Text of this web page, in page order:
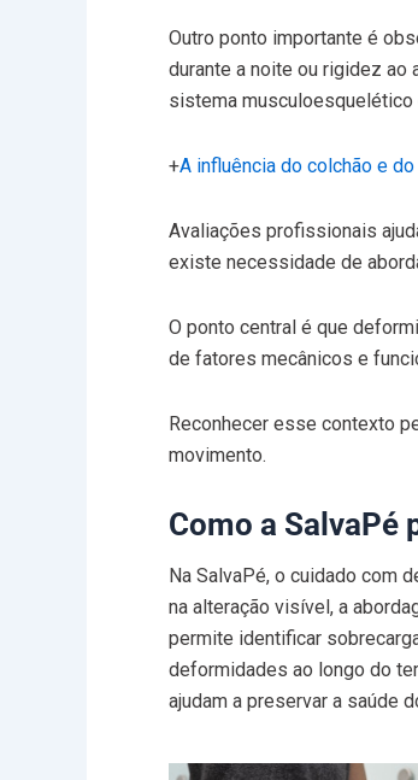
Outro ponto importante é
durante a noite ou rigidez ao
sistema musculoesquelético
+A influência do colchão e
Avaliações profissionais
existe necessidade de
O ponto central é que
de fatores mecânicos e
Reconhecer esse contexto
movimento.
Como a SalvaPé
Na SalvaPé, o cuidado com
na alteração visível, a
permite identificar
deformidades ao longo do
ajudam a preservar a saúde